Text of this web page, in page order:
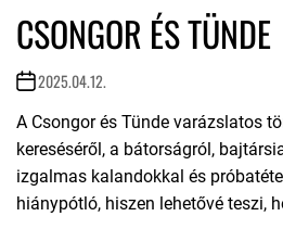
CSONGOR ÉS TÜNDE
2025.04.12.
A Csongor és Tünde varázslatos
kereséséről, a bátorságról,
izgalmas kalandokkal és
hiánypótló, hiszen lehetővé teszi,